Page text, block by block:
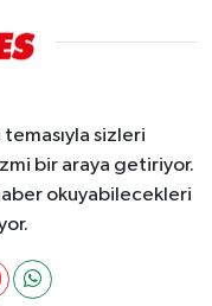
sizleri
bir araya getiriyor.
okuyabilecekleri